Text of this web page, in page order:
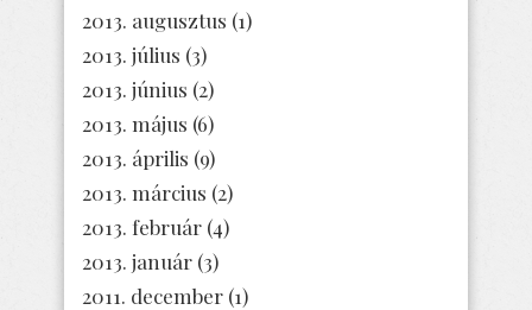
2013. augusztus (1)
2013. július (3)
2013. június (2)
2013. május (6)
2013. április (9)
2013. március (2)
2013. február (4)
2013. január (3)
2011. december (1)